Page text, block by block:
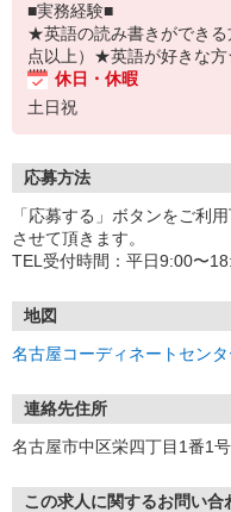
■実務経験■
★英語の読み書きができ
点以上）★英語が好きな
休日・休暇
土日祝
応募方法
「応募する」ボタンをご利
させて頂きます。
TEL受付時間：平日9:00〜
地図
名古屋コーディネートセンタ
連絡先住所
名古屋市中区栄四丁目1番1
この求人に関するお問い合